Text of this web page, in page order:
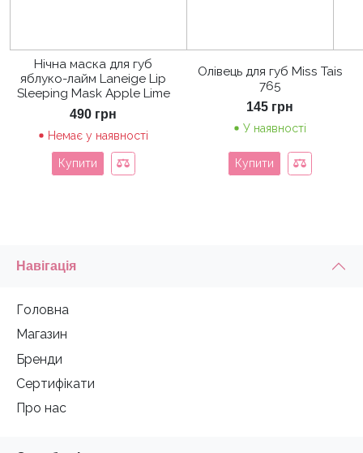
Нічна маска для губ
яблуко-лайм Laneige Lip
Sleeping Mask Apple Lime
490 грн
Немає у наявності
Купити
Олівець для губ Miss Tais
765
145 грн
У наявності
Купити
Навігація
Головна
Магазин
Бренди
Сертифікати
Про нас